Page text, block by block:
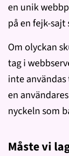
en unik
på en fejk-
Om olyckan
tag i
inte
en
nyckeln som
Måste vi